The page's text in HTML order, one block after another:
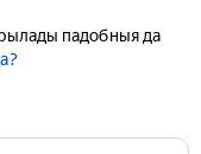
падобныя да